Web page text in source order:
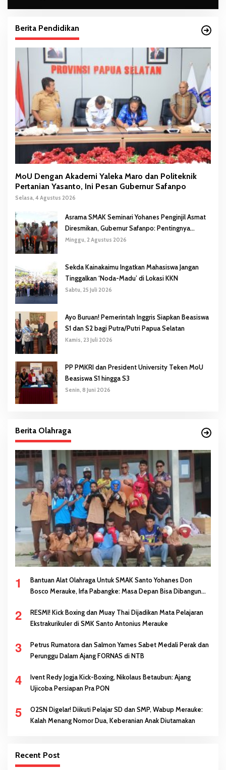
Berita Pendidikan
MoU Dengan Akademi Yaleka Maro dan Politeknik
Pertanian Yasanto, Ini Pesan Gubernur Safanpo
Selasa, 4 Agustus 2026
Asrama SMAK Seminari Yohanes Penginjil Asmat
Diresmikan, Gubernur Safanpo: Pentingnya
Pendidikan Karakter
Minggu, 2 Agustus 2026
Sekda Kainakaimu Ingatkan Mahasiswa Jangan
Tinggalkan ‘Noda-Madu’ di Lokasi KKN
Sabtu, 25 Juli 2026
Ayo Buruan! Pemerintah Inggris Siapkan Beasiswa
S1 dan S2 bagi Putra/Putri Papua Selatan
Kamis, 23 Juli 2026
PP PMKRI dan President University Teken MoU
Beasiswa S1 hingga S3
Senin, 8 Juni 2026
Berita Olahraga
1
Bantuan Alat Olahraga Untuk SMAK Santo Yohanes Don
Bosco Merauke, Irfa Pabangke: Masa Depan Bisa Dibangun
2
RESMI! Kick Boxing dan Muay Thai Dijadikan Mata Pelajaran
Ekstrakurikuler di SMK Santo Antonius Merauke
3
Petrus Rumatora dan Salmon Yames Sabet Medali Perak dan
Perunggu Dalam Ajang FORNAS di NTB
4
Ivent Redy Jogja Kick-Boxing, Nikolaus Betaubun: Ajang
Ujicoba Persiapan Pra PON
5
O2SN Digelar! Diikuti Pelajar SD dan SMP, Wabup Merauke:
Kalah Menang Nomor Dua, Keberanian Anak Diutamakan
Recent Post